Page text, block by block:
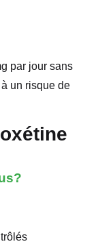
par jour sans
un risque de